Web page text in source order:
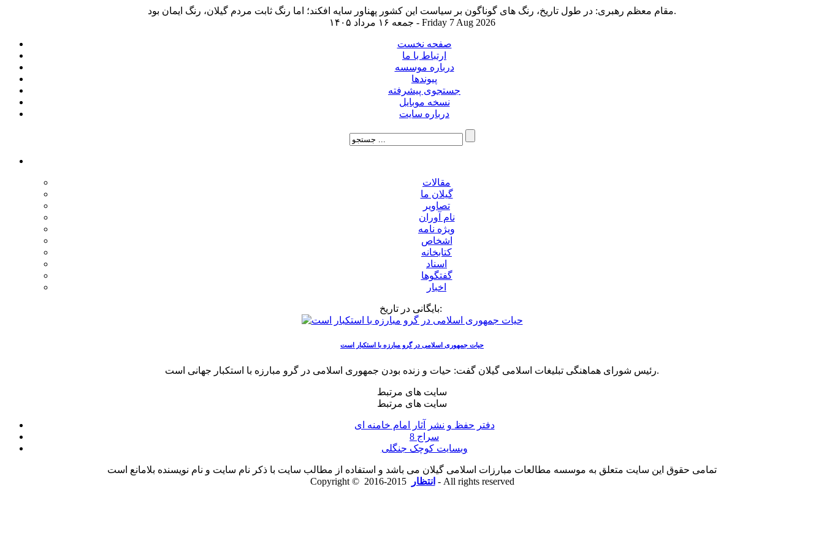
مقام معظم رهبری: در طول تاریخ، رنگ های گوناگون بر سیاست این کشور پهناور سایه افکند؛ اما رنگ ثابت مردم گیلان، رنگ ایمان بود.
جمعه ۱۶ مرداد ۱۴۰۵ - Friday 7 Aug 2026
صفحه نخست
ارتباط با ما
درباره موسسه
پیوندها
جستجوی پیشرفته
نسخه موبایل
درباره سایت
مقالات
گیلان ما
تصاویر
نام آوران
ویژه نامه
اشخاص
کتابخانه
اسناد
گفتگوها
اخبار
بایگانی در تاریخ:
حیات جمهوری اسلامی در گرو مبارزه با استکبار است
رئیس شورای هماهنگی تبلیغات اسلامی گیلان گفت: حیات و زنده بودن جمهوری اسلامی در گرو مبارزه با استکبار جهانی است.
سایت های مرتبط
سایت های مرتبط
دفتر حفظ و نشر آثار امام خامنه ای
سراج 8
وبسایت کوچک جنگلی
تمامی حقوق این سایت متعلق به موسسه مطالعات مبارزات اسلامی گیلان می باشد و استفاده از مطالب سایت با ذکر نام سایت و نام نویسنده بلامانع است
Copyright ©
انتظار 2015-2016 - All rights reserved